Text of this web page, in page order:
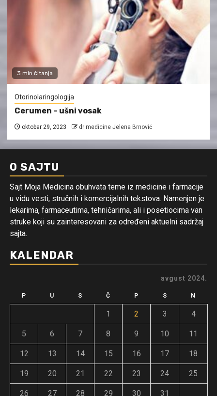
3 min čitanja
Otorinolaringologija
Cerumen – ušni vosak
oktobar 29, 2023 dr medicine Jelena Brnović
O SAJTU
Sajt Moja Medicina obuhvata teme iz medicine i farmacije
u vidu vesti, stručnih i komercijalnih tekstova. Namenjen je
lekarima, farmaceutima, tehničarima, ali i posetiocima van
struke koji su zainteresovani za određeni aktuelni sadržaj
sajta.
KALENDAR
avgust 2024.
P U S Č P S N
1 2 3 4
5 6 7 8 9 10 11
12 13 14 15 16 17 18
19 20 21 22 23 24 25
26 27 28 29 30 31